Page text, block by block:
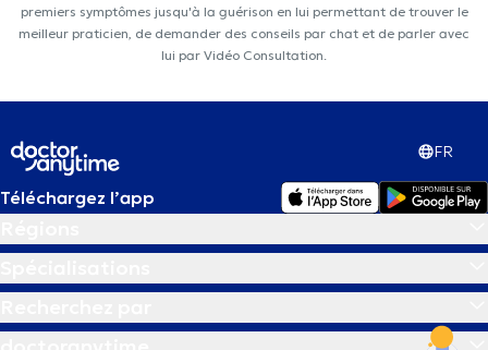
premiers symptômes jusqu'à la guérison en lui permettant de trouver le
meilleur praticien, de demander des conseils par chat et de parler avec
lui par Vidéo Consultation.
FR
Téléchargez l’app